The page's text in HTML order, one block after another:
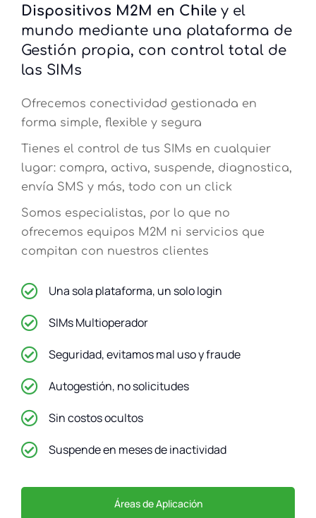
Dispositivos M2M en Chile y el
mundo mediante una plataforma de
Gestión propia, con control total de
las SIMs
Ofrecemos conectividad gestionada en
forma simple, flexible y segura
Tienes el control de tus SIMs en cualquier
lugar: compra, activa, suspende, diagnostica,
envía SMS y más, todo con un click
Somos especialistas, por lo que no
ofrecemos equipos M2M ni servicios que
compitan con nuestros clientes
Una sola plataforma, un solo login
SIMs Multioperador
Seguridad, evitamos mal uso y fraude
Autogestión, no solicitudes
Sin costos ocultos
Suspende en meses de inactividad
Áreas de Aplicación